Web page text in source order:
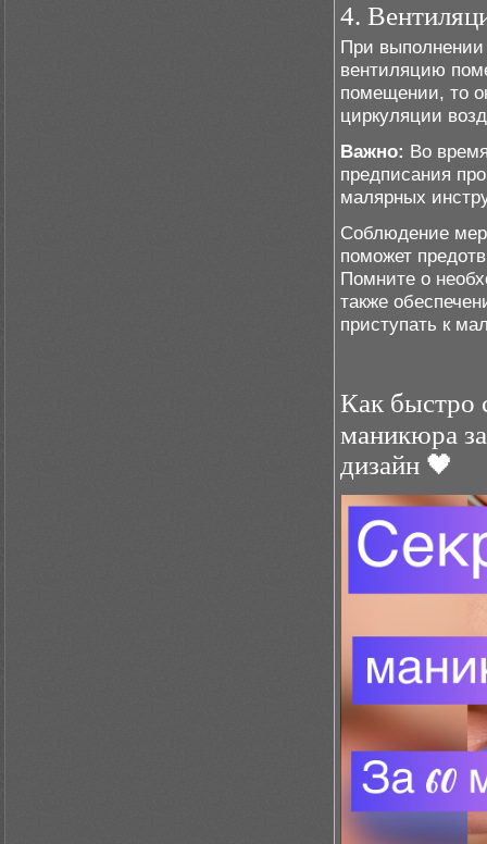
4.
При
вентиляцию
помещении, то
циркуляции
Важно: Во
предписания
малярных
Соблюдение
поможет
Помните о
также
приступать к
Как быстро
маникюра
дизайн 🖤